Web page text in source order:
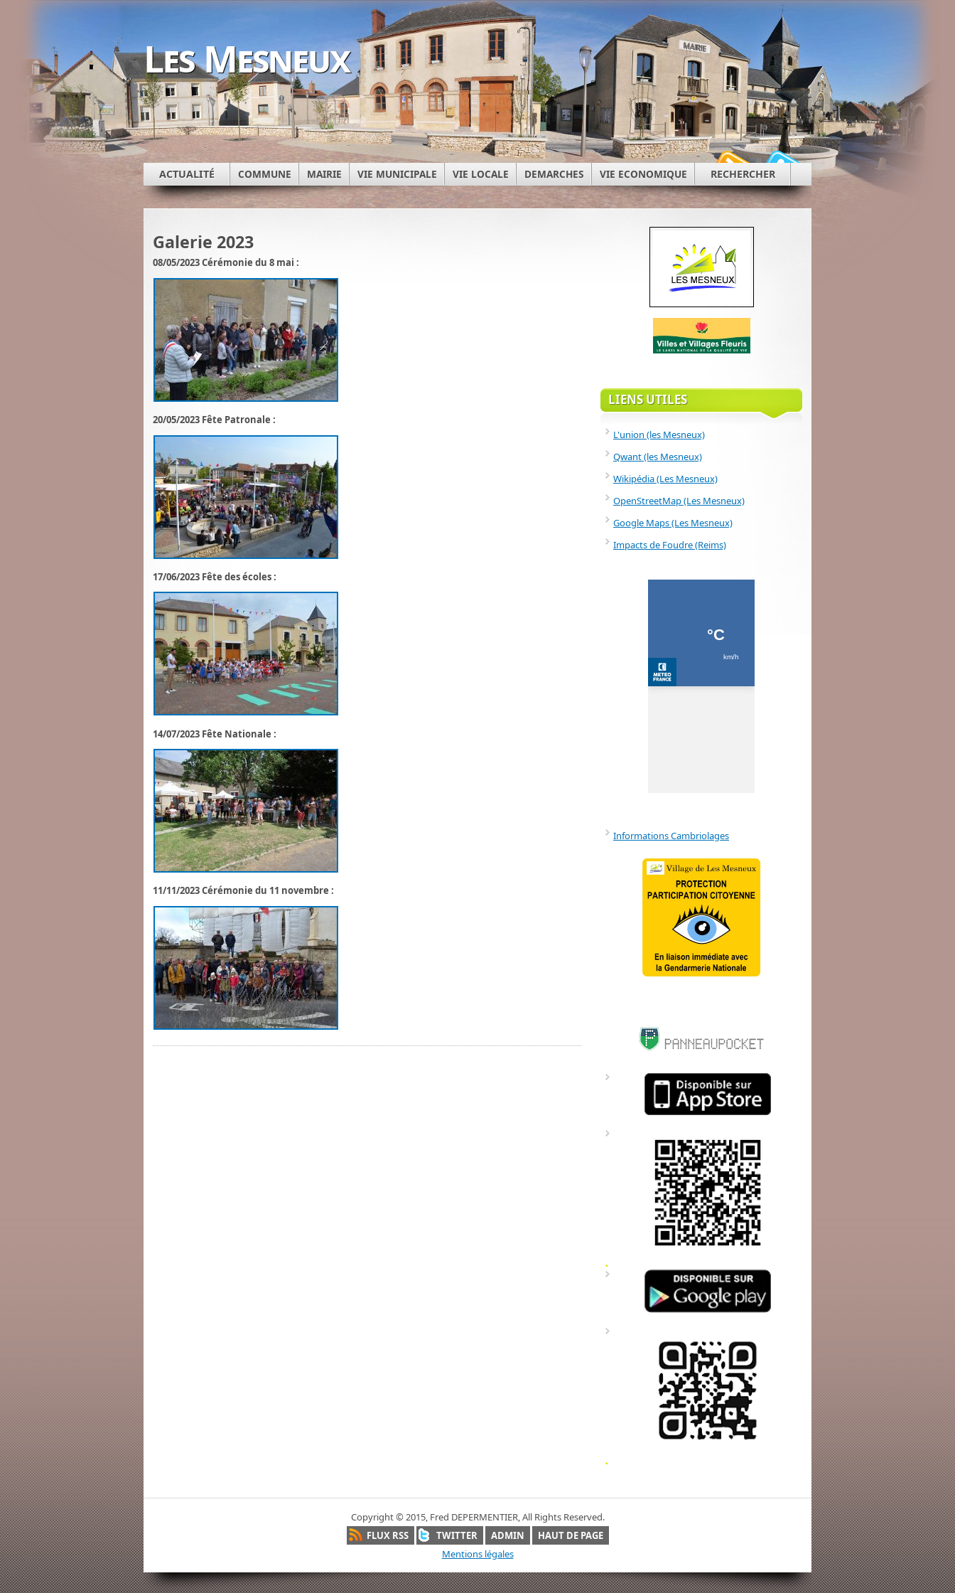
Les Mesneux
ACTUALITÉ COMMUNE MAIRIE VIE MUNICIPALE VIE LOCALE DEMARCHES VIE ECONOMIQUE RECHERCHER
Galerie 2023
08/05/2023 Cérémonie du 8 mai :
20/05/2023 Fête Patronale :
17/06/2023 Fête des écoles :
14/07/2023 Fête Nationale :
11/11/2023 Cérémonie du 11 novembre :
LIENS UTILES
L'union (les Mesneux)
Qwant (les Mesneux)
Wikipédia (Les Mesneux)
OpenStreetMap (Les Mesneux)
Google Maps (Les Mesneux)
Impacts de Foudre (Reims)
Informations Cambriolages
Copyright © 2015, Fred DEPERMENTIER, All Rights Reserved.
FLUX RSS
TWITTER ADMIN
HAUT DE PAGE
Mentions légales